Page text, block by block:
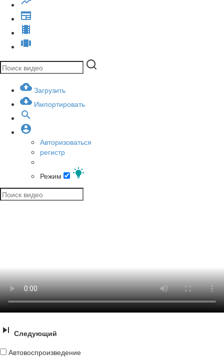
Загрузить
Импортировать
Авторизоваться
регистр
Режим
Следующий
Автовоспроизведение